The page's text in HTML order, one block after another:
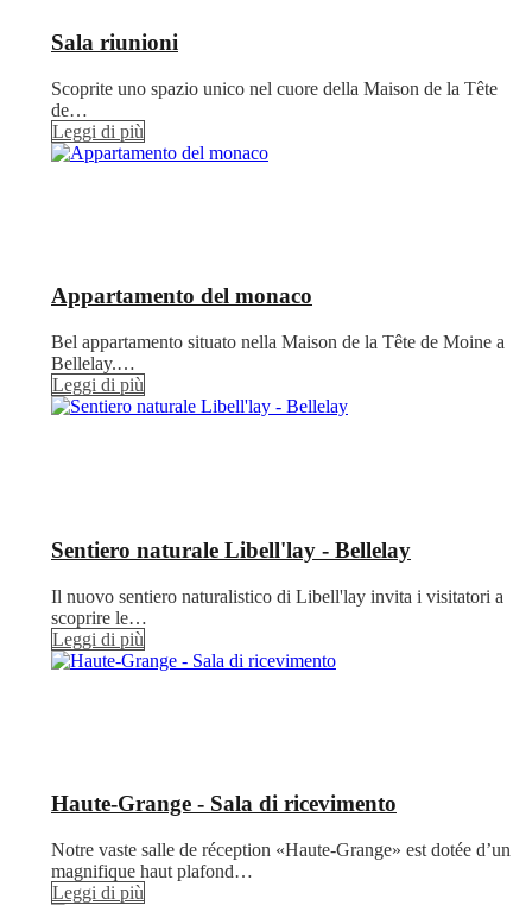
Sala riunioni
Scoprite uno spazio unico nel cuore della Maison de la Tête
de…
Leggi di più
Appartamento del monaco
Bel appartamento situato nella Maison de la Tête de Moine a
Bellelay.…
Leggi di più
Sentiero naturale Libell'lay - Bellelay
Il nuovo sentiero naturalistico di Libell'lay invita i visitatori a
scoprire le…
Leggi di più
Haute-Grange - Sala di ricevimento
Notre vaste salle de réception «Haute-Grange» est dotée d’un
magnifique haut plafond…
Leggi di più